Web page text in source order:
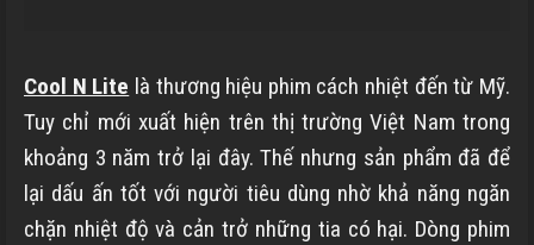
Cool N Lite là thương hiệu phim cách nhiệt đến từ Mỹ.
Tuy chỉ mới xuất hiện trên thị trường Việt Nam trong
khoảng 3 năm trở lại đây. Thế nhưng sản phẩm đã để
lại dấu ấn tốt với người tiêu dùng nhờ khả năng ngăn
chặn nhiệt độ và cản trở những tia có hại. Dòng phim